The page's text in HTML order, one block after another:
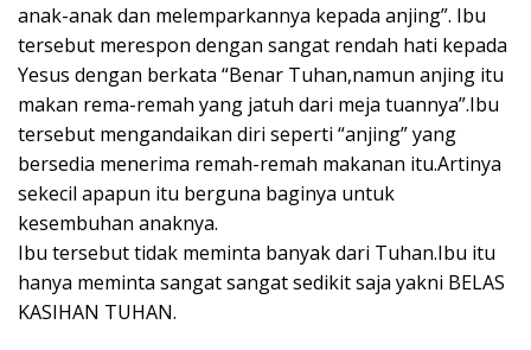
anak-anak dan melemparkannya kepada anjing”. Ibu
tersebut merespon dengan sangat rendah hati kepada
Yesus dengan berkata “Benar Tuhan,namun anjing itu
makan rema-remah yang jatuh dari meja tuannya”.Ibu
tersebut mengandaikan diri seperti “anjing” yang
bersedia menerima remah-remah makanan itu.Artinya
sekecil apapun itu berguna baginya untuk
kesembuhan anaknya.
Ibu tersebut tidak meminta banyak dari Tuhan.Ibu itu
hanya meminta sangat sangat sedikit saja yakni BELAS
KASIHAN TUHAN.